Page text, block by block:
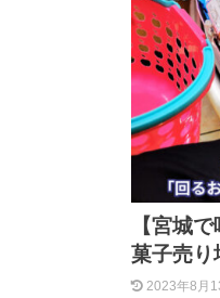
【宮城
菓子売り
2023年8月